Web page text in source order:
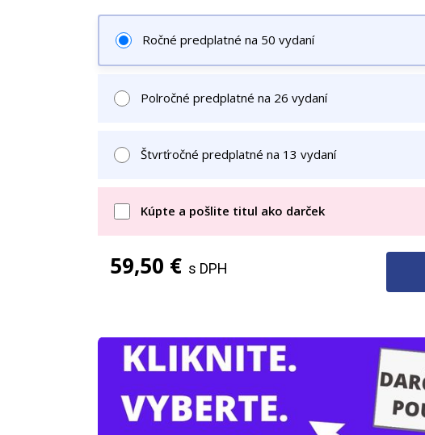
Ročné predplatné na 50 vydaní
Polročné predplatné na 26 vydaní
Štvrťročné predplatné na 13 vydaní
Kúpte a pošlite titul ako darček
59,50 € s DPH